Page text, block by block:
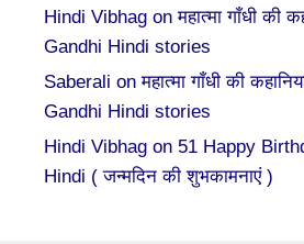
Hindi Vibhag onमहात्मा गाँधी की
Gandhi Hindi stories
Saberali onमहात्मा गाँधी की
Gandhi Hindi stories
Hindi Vibhag on 51 Happy
Hindi ( जन्मदिन की शुभकामनाएं )